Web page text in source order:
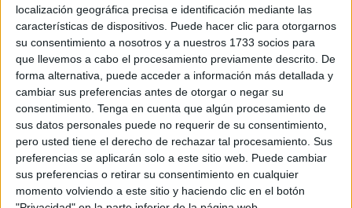
localización geográfica precisa e identificación mediante las
características de dispositivos. Puede hacer clic para otorgarnos
su consentimiento a nosotros y a nuestros 1733 socios para
que llevemos a cabo el procesamiento previamente descrito. De
forma alternativa, puede acceder a información más detallada y
cambiar sus preferencias antes de otorgar o negar su
consentimiento. Tenga en cuenta que algún procesamiento de
sus datos personales puede no requerir de su consentimiento,
pero usted tiene el derecho de rechazar tal procesamiento. Sus
preferencias se aplicarán solo a este sitio web. Puede cambiar
sus preferencias o retirar su consentimiento en cualquier
momento volviendo a este sitio y haciendo clic en el botón
Cada módulo está a cargo de un docente especialista
en la materia. La metodología de trabajo incluye
exposiciones conceptuales, discusión de casos
pedagógicos y trabajos grupales. El programa incluye
también presentaciones de expositores invitados
sobre temas complementarios y experiencias
relevantes. Cada bloque finaliza con una sesión
orientada a generar un espacio de análisis e
intercambio entre los participantes.
Los participantes reciben las presentaciones de los
docentes, materiales de lectura, referencias